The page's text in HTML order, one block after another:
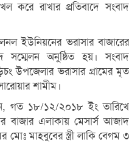
করে রাখার প্রতিবাদে সংবাদ
ইউনিয়নের ভরাসার বাজারের
সম্মেলন অনুষ্ঠিত হয়। সংবাদ
উপজেলার ভরাসার গ্রামের মৃত
শামীম।
গত ১৮/১২/২০১৮ ইং তারিখে
বাজার এলাকায় মেসার্স আজাদ
মোঃ মাহবুবের স্ত্রী লাকি বেগম ৩